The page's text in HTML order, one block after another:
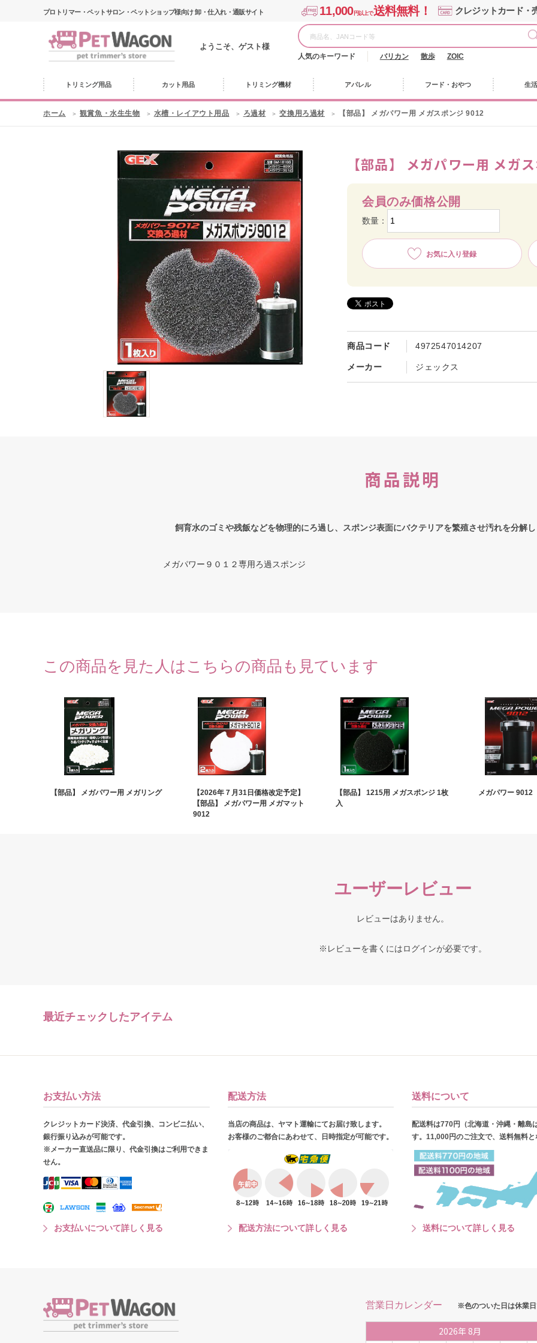
プロトリマー・ペットサロン・ペットショップ様向け 卸・仕入れ・通販サイト 11,000円以上で送料無料！ クレジットカード・
ようこそ、ゲスト様
人気のキーワード バリカン 散歩 ZOIC
トリミング用品 カット用品 トリミング機材 アパレル フード・おやつ 生
ホーム 観賞魚・水生生物 水槽・レイアウト用品 ろ過材 交換用ろ過材 【部品】 メガパワー用 メガスポンジ 9012
【部品】 メガパワー用 メガ
商品コード 4972547014207
メーカー ジェックス
会員のみ価格公開
数量：
お気に入り登録
商品説明
飼育水のゴミや残飯などを物理的にろ過し、スポンジ表面にバクテリアを繁殖させ汚れを分解
メガパワー９０１２専用ろ過スポンジ
この商品を見た人はこちらの商品も見ています
【部品】 メガパワー用 メガリング
【2026年７月31日価格改定予定】
【部品】 メガパワー用 メガマット
9012
【部品】 1215用 メガスポンジ 1枚
入
メガパワー 9012
ユーザーレビュー
レビューはありません。
※レビューを書くにはログインが必要です。
最近チェックしたアイテム
お支払い方法
クレジットカード決済、代金引換、コンビニ払い、
銀行振り込みが可能です。
※メーカー直送品に限り、代金引換はご利用できま
せん。
お支払いについて詳しく見る
配送方法
当店の商品は、ヤマト運輸にてお届け致します。
お客様のご都合にあわせて、日時指定が可能です。
配送方法について詳しく見る
送料について
配送料は770円（北海道・沖縄・離島
す。11,000円のご注文で、送料無料
送料について詳しく見る
営業日カレンダー ※色のついた日は休業
2026年 8月